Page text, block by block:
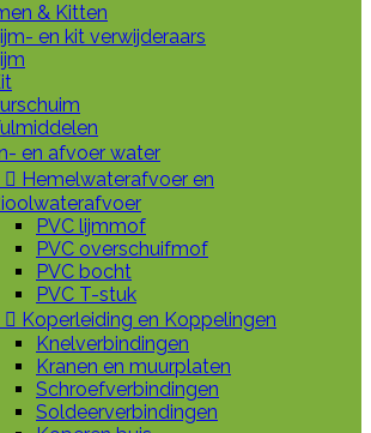
& Kitten
en kit verwijderaars
en afvoer water
 Hemelwaterafvoer en
PVC lijmmof
PVC overschuifmof
PVC bocht
PVC T-stuk
 Koperleiding en Koppelingen
Knelverbindingen
Kranen en muurplaten
Schroefverbindingen
Soldeerverbindingen